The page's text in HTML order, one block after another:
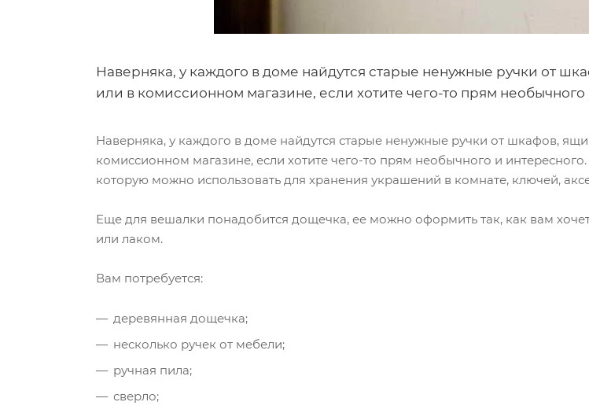
Наверняка, у каждого в доме найдутся старые ненужные ручки от
или в комиссионном магазине, если хотите чего-то прям необычного
Наверняка, у каждого в доме найдутся старые ненужные ручки от шкафов,
комиссионном магазине, если хотите чего-то прям необычного и
которую можно использовать для хранения украшений в комнате, ключей,
Еще для вешалки понадобится дощечка, ее можно оформить так, как вам
или лаком.
Вам потребуется:
деревянная дощечка;
несколько ручек от мебели;
ручная пила;
сверло;